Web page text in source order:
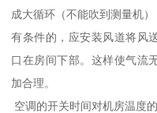
成大循环（不能吹到测量机）
有条件的，应安装风道将风
口在房间下部。这样使气流
加合理。
空调的开关时间对机房温度